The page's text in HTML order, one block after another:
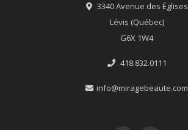
3340 Avenue des Églises
Lévis (Québec)
G6X 1W4
418.832.0111
info@miragebeaute.com